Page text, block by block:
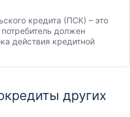
кредита (ПСК) – это
должен
действия кредитной
других